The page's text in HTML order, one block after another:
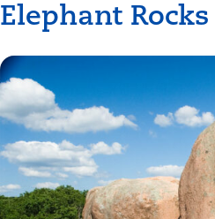
Elephant